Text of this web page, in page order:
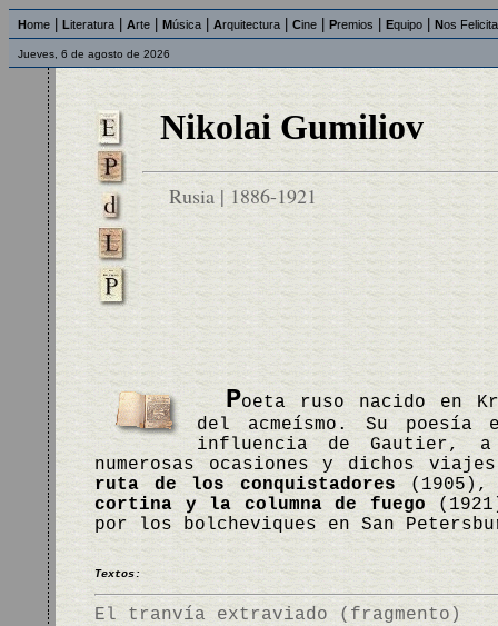
Home Literatura Arte Música Arquitectura Cine Premios Equipo Nos
Jueves, 6 de agosto de 2026
Nikolai Gumiliov
Rusia | 1886-1921
Poeta ruso nacido en
del acmeísmo. Su
influencia de Gautier,
numerosas ocasiones y dichos
ruta de los conquistadores
cortina y la columna de fuego
por los bolcheviques en San
Textos:
El tranvía extraviado (fragmento)